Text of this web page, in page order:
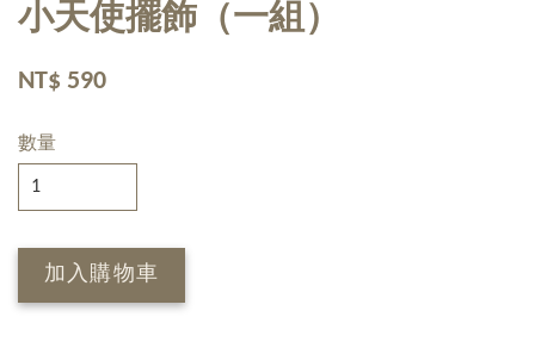
小天使擺飾（一組）
NT$ 590
數量
加入購物車